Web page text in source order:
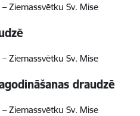
–Ziemassvētku Sv. Mise
–Ziemassvētku Sv. Mise
draudzē
–Ziemassvētku Sv. Mise